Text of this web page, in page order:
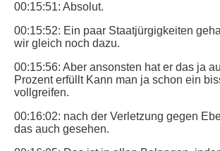
00:15:51: Absolut.
00:15:52: Ein paar Staatjürgigkeiten
wir gleich noch dazu.
00:15:56: Aber ansonsten hat er das ja
Prozent erfüllt Kann man ja schon ein
vollgreifen.
00:16:02: nach der Verletzung gegen
das auch gesehen.